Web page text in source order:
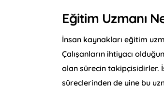
Eğitim Uzmanı
İnsan kaynakları eğitim
Çalışanların ihtiyacı
olan sürecin takipçisidirler.
süreçlerinden de yine bu